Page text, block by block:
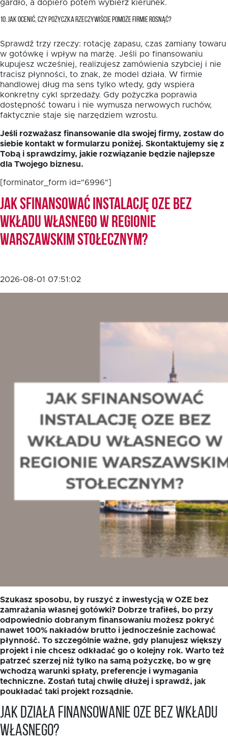
gardło, a dopiero potem wybierz kierunek.
10. JAK OCENIĆ, CZY POŻYCZKA RZECZYWIŚCIE POMOŻE FIRMIE ROSNĄĆ?
Sprawdź trzy rzeczy: rotację zapasu, czas zamiany towaru
w gotówkę i wpływ na marżę. Jeśli po finansowaniu
kupujesz wcześniej, realizujesz zamówienia szybciej i nie
tracisz płynności, to znak, że model działa. W firmie
handlowej dług ma sens tylko wtedy, gdy wspiera
konkretny cykl sprzedaży. Gdy pożyczka poprawia
dostępność towaru i nie wymusza nerwowych ruchów,
faktycznie staje się narzędziem wzrostu.
Jeśli rozważasz finansowanie dla swojej firmy, zostaw do
siebie kontakt w formularzu poniżej. Skontaktujemy się z
Tobą i sprawdzimy, jakie rozwiązanie będzie najlepsze
dla Twojego biznesu.
[forminator_form id="6996"]
Jak sfinansować instalację OZE bez
wkładu własnego w Regionie
Warszawskim Stołecznym?
2026-08-01 07:51:02
Szukasz sposobu, by ruszyć z inwestycją w OZE bez
zamrażania własnej gotówki? Dobrze trafiłeś, bo przy
odpowiednio dobranym finansowaniu możesz pokryć
nawet 100% nakładów brutto i jednocześnie zachować
płynność. To szczególnie ważne, gdy planujesz większy
projekt i nie chcesz odkładać go o kolejny rok. Warto też
patrzeć szerzej niż tylko na samą pożyczkę, bo w grę
wchodzą warunki spłaty, preferencje i wymagania
techniczne. Zostań tutaj chwilę dłużej i sprawdź, jak
poukładać taki projekt rozsądnie.
Jak działa finansowanie OZE bez wkładu
własnego?